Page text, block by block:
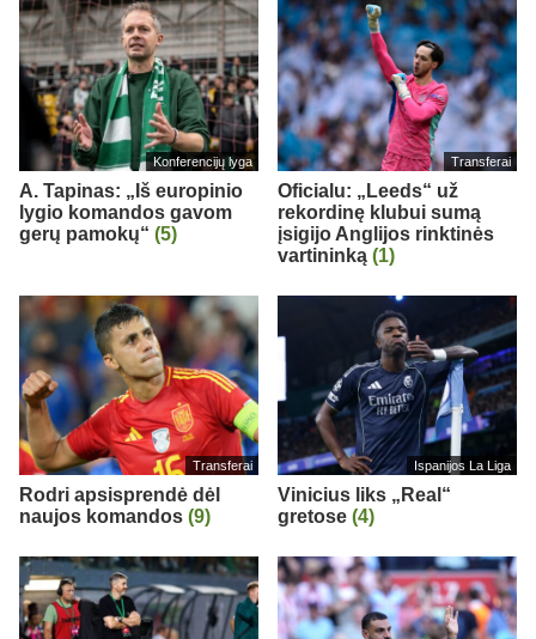
Konferencijų lyga
A. Tapinas: „Iš europinio
lygio komandos gavom
gerų pamokų“ (5)
Transferai
Oficialu: „Leeds“ už
rekordinę klubui sumą
įsigijo Anglijos rinktinės
vartininką (1)
Transferai
Rodri apsisprendė dėl
naujos komandos (9)
Ispanijos La Liga
Vinicius liks „Real“
gretose (4)